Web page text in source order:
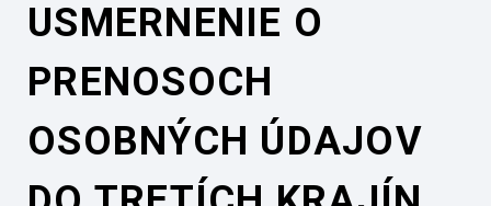
USMERNENIE O
PRENOSOCH
OSOBNÝCH ÚDAJOV